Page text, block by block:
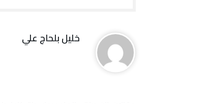
خليل‭ ‬بلحاج‭ ‬علي